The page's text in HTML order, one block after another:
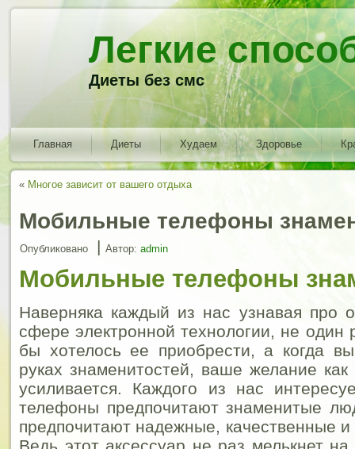
Легкие
Диеты без смс
Главная Диеты Худаем Здоровье
« Многое зависит от вашего отдыха
Мобильные телефоны
Опубликовано | Автор: admin
Мобильные телефоны
Наверняка каждый из нас узнавая про
сфере электронной технологии, не один
бы хотелось ее приобрести, а когда
руках знаменитостей, ваше желание
усиливается. Каждого из нас
телефоны предпочитают знаменитые
предпочитают надежные, качественные